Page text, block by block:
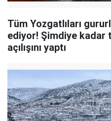
Tüm Yozgatlıları
ediyor! Şimdiye kadar
açılışını yaptı